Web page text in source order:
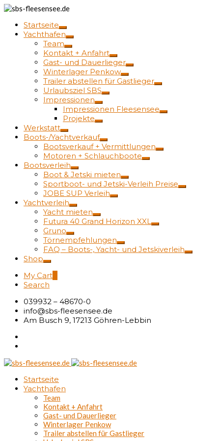
Startseite
Yachthafen
Team
Kontakt + Anfahrt
Gast- und Dauerlieger
Winterlager Penkow
Trailer abstellen für Gastlieger
Urlaubsziel SBS
Impressionen
Impressionen Fleesensee
Projekte
Werkstatt
Boots-/Yachtverkauf
Bootsverkauf + Vermittlungen
Motoren + Schlauchboote
Bootsverleih
Boot & Jetski mieten
Sportboot- und Jetski-Verleih Preise
JOBE SUP Verleih
Yachtverleih
Yacht mieten
Futura 40 Grand Horizon XXL
Gruno
Törnempfehlungen
FAQ – Boots-, Yacht- und Jetskiverleih
Shop
My Cart
Search
039932 – 48670-0
info@sbs-fleesensee.de
Am Busch 9, 17213 Göhren-Lebbin
Startseite
Yachthafen
Team
Kontakt + Anfahrt
Gast- und Dauerlieger
Winterlager Penkow
Trailer abstellen für Gastlieger